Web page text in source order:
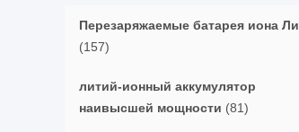
Перезаряжаемые батарея иона Ли
(157)
литий-ионный аккумулятор
наивысшей мощности (81)